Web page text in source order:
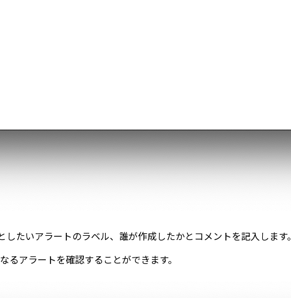
たいアラートのラベル、誰が作成したかとコメントを記入します。
るアラートを確認することができます。